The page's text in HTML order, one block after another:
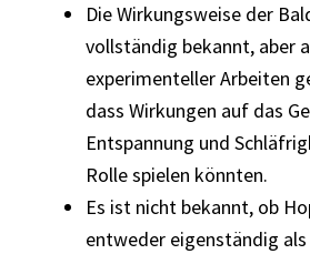
Die Wirkungsweise der
vollständig bekannt, aber
experimenteller Arbeiten
dass Wirkungen auf das
Entspannung und
Rolle spielen könnten.
Es ist nicht bekannt, ob
entweder eigenständig